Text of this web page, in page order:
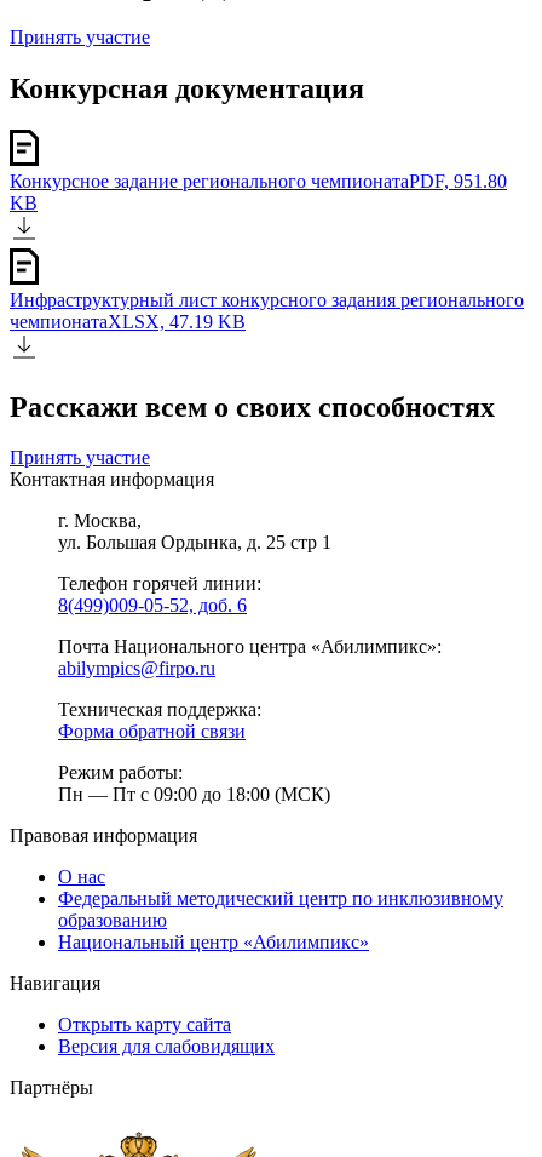
Принять участие
Конкурсная документация
Конкурсное задание регионального чемпионатаPDF, 951.80
KB
Инфраструктурный лист конкурсного задания регионального
чемпионатаXLSX, 47.19 KB
Расскажи всем о своих способностях
Принять участие
Контактная информация
г. Москва,
ул. Большая Ордынка, д. 25 стр 1
Телефон горячей линии:
8(499)009-05-52, доб. 6
Почта Национального центра «Абилимпикс»:
abilympics@firpo.ru
Техническая поддержка:
Форма обратной связи
Режим работы:
Пн — Пт с 09:00 до 18:00 (МСК)
Правовая информация
О нас
Федеральный методический центр по инклюзивному
образованию
Национальный центр «Абилимпикс»
Навигация
Открыть карту сайта
Версия для слабовидящих
Партнёры